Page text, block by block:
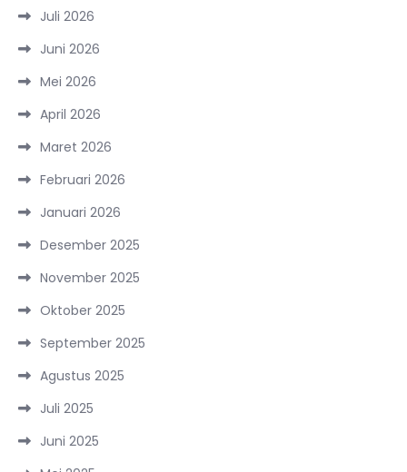
Juli 2026
Juni 2026
Mei 2026
April 2026
Maret 2026
Februari 2026
Januari 2026
Desember 2025
November 2025
Oktober 2025
September 2025
Agustus 2025
Juli 2025
Juni 2025